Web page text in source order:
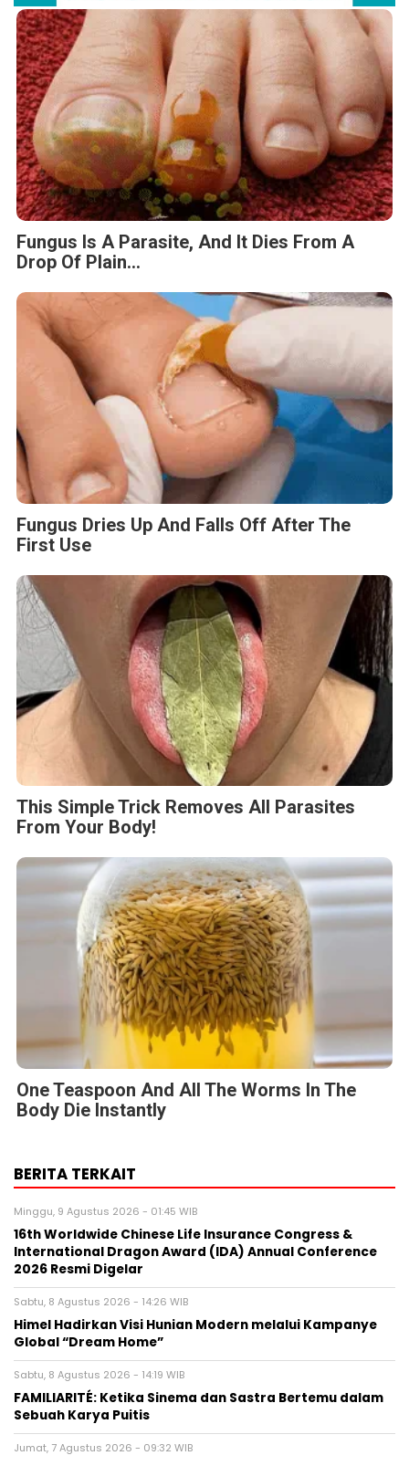
Fungus Is A Parasite, And It Dies From A
Drop Of Plain...
Fungus Dries Up And Falls Off After The
First Use
This Simple Trick Removes All Parasites
From Your Body!
One Teaspoon And All The Worms In The
Body Die Instantly
BERITA TERKAIT
Minggu, 9 Agustus 2026 - 01:45 WIB
16th Worldwide Chinese Life Insurance Congress &
International Dragon Award (IDA) Annual Conference
2026 Resmi Digelar
Sabtu, 8 Agustus 2026 - 14:26 WIB
Himel Hadirkan Visi Hunian Modern melalui Kampanye
Global “Dream Home”
Sabtu, 8 Agustus 2026 - 14:19 WIB
FAMILIARITÉ: Ketika Sinema dan Sastra Bertemu dalam
Sebuah Karya Puitis
Jumat, 7 Agustus 2026 - 09:32 WIB